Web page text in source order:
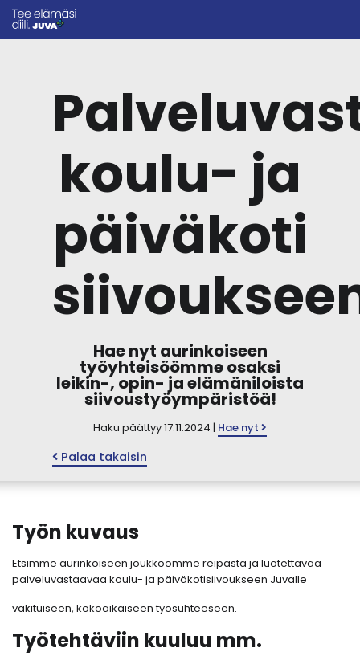
koulu- ja
päiväkoti
Hae nyt aurinkoiseen
työyhteisöömme osaksi
leikin-, opin- ja elämäniloista
siivoustyöympäristöä!
Haku päättyy 17.11.2024 | Hae nyt
Palaa takaisin
Työn kuvaus
Etsimme aurinkoiseen joukkoomme reipasta ja luotettavaa
palveluvastaavaa koulu- ja päiväkotisiivoukseen Juvalle
vakituiseen, kokoaikaiseen työsuhteeseen.
Työtehtäviin kuuluu mm.